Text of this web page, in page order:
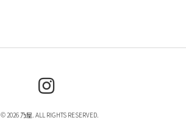
© 2026 乃屋. ALL RIGHTS RESERVED.